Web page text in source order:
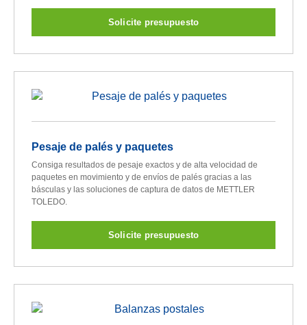
Solicite presupuesto
Pesaje de palés y paquetes
Consiga resultados de pesaje exactos y de alta velocidad de
paquetes en movimiento y de envíos de palés gracias a las
básculas y las soluciones de captura de datos de METTLER
TOLEDO.
Solicite presupuesto